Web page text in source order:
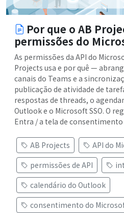
Por que o AB
permissões do
As permissões da API do
Projects usa e por quê —
canais do Teams e a
publicação de atividade de
respostas de threads, o
Outlook e o Microsoft SSO. O
Entra / a tela de consentimento
AB Projects
API do
permissões de API
calendário do Outlook
consentimento do